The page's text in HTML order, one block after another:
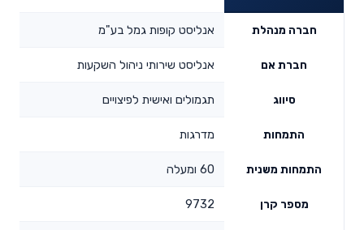
חברה מנהלת אנליסט קופות גמל בע"מ
חברת אם אנליסט שירותי ניהול השקעות
סיווג תגמולים ואישית לפיצויים
התמחות מדרגות
התמחות משנית 60 ומעלה
מספר קרן 9732